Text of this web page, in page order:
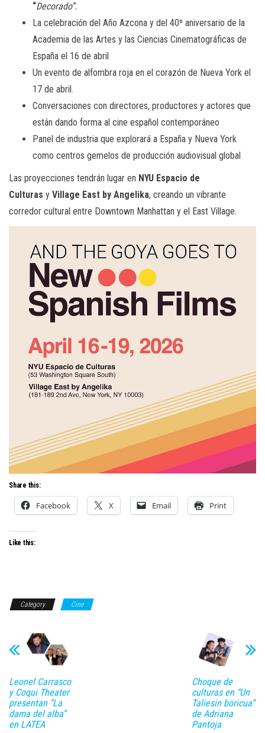
“Decorado”.
La celebración del Año Azcona y del 40º aniversario de la
Academia de las Artes y las Ciencias Cinematográficas de
España el 16 de abril
Un evento de alfombra roja en el corazón de Nueva York el
17 de abril.
Conversaciones con directores, productores y actores que
están dando forma al cine español contemporáneo
Panel de industria que explorará a España y Nueva York
como centros gemelos de producción audiovisual global
Las proyecciones tendrán lugar en NYU Espacio de
Culturas y Village East by Angelika, creando un vibrante
corredor cultural entre Downtown Manhattan y el East Village.
Share this:
Facebook X Email Print
Like this:
Category Cine
Leonel Carrasco
y Coqui Theater
presentan ”La
dama del alba”
en LATEA
Choque de
culturas en “Un
Taliesin boricua”
de Adriana
Pantoja